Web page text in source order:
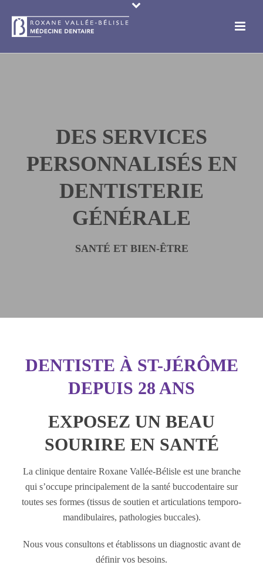
DES SERVICES
PERSONNALISÉS EN
DENTISTERIE
GÉNÉRALE
SANTÉ ET BIEN-ÊTRE
DENTISTE À ST-JÉRÔME
DEPUIS 28 ANS
EXPOSEZ UN BEAU
SOURIRE EN SANTÉ
La clinique dentaire Roxane Vallée-Bélisle est une branche
qui s’occupe principalement de la santé buccodentaire sur
toutes ses formes (tissus de soutien et articulations temporo-
mandibulaires, pathologies buccales).
Nous vous consultons et établissons un diagnostic avant de
définir vos besoins.